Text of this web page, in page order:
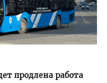
продлена работа